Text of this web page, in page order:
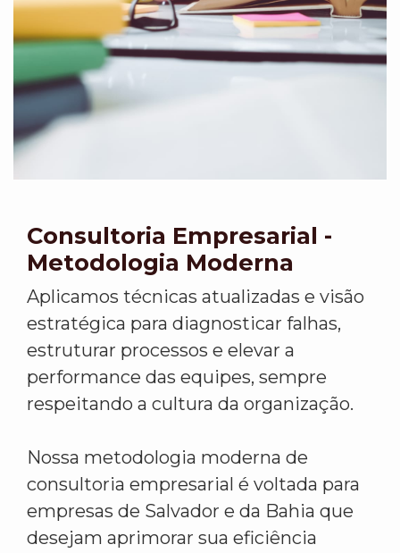
Consultoria Empresarial -
Metodologia Moderna
Aplicamos técnicas atualizadas e visão
estratégica para diagnosticar falhas,
estruturar processos e elevar a
performance das equipes, sempre
respeitando a cultura da organização.
Nossa metodologia moderna de
consultoria empresarial é voltada para
empresas de Salvador e da Bahia que
desejam aprimorar sua eficiência